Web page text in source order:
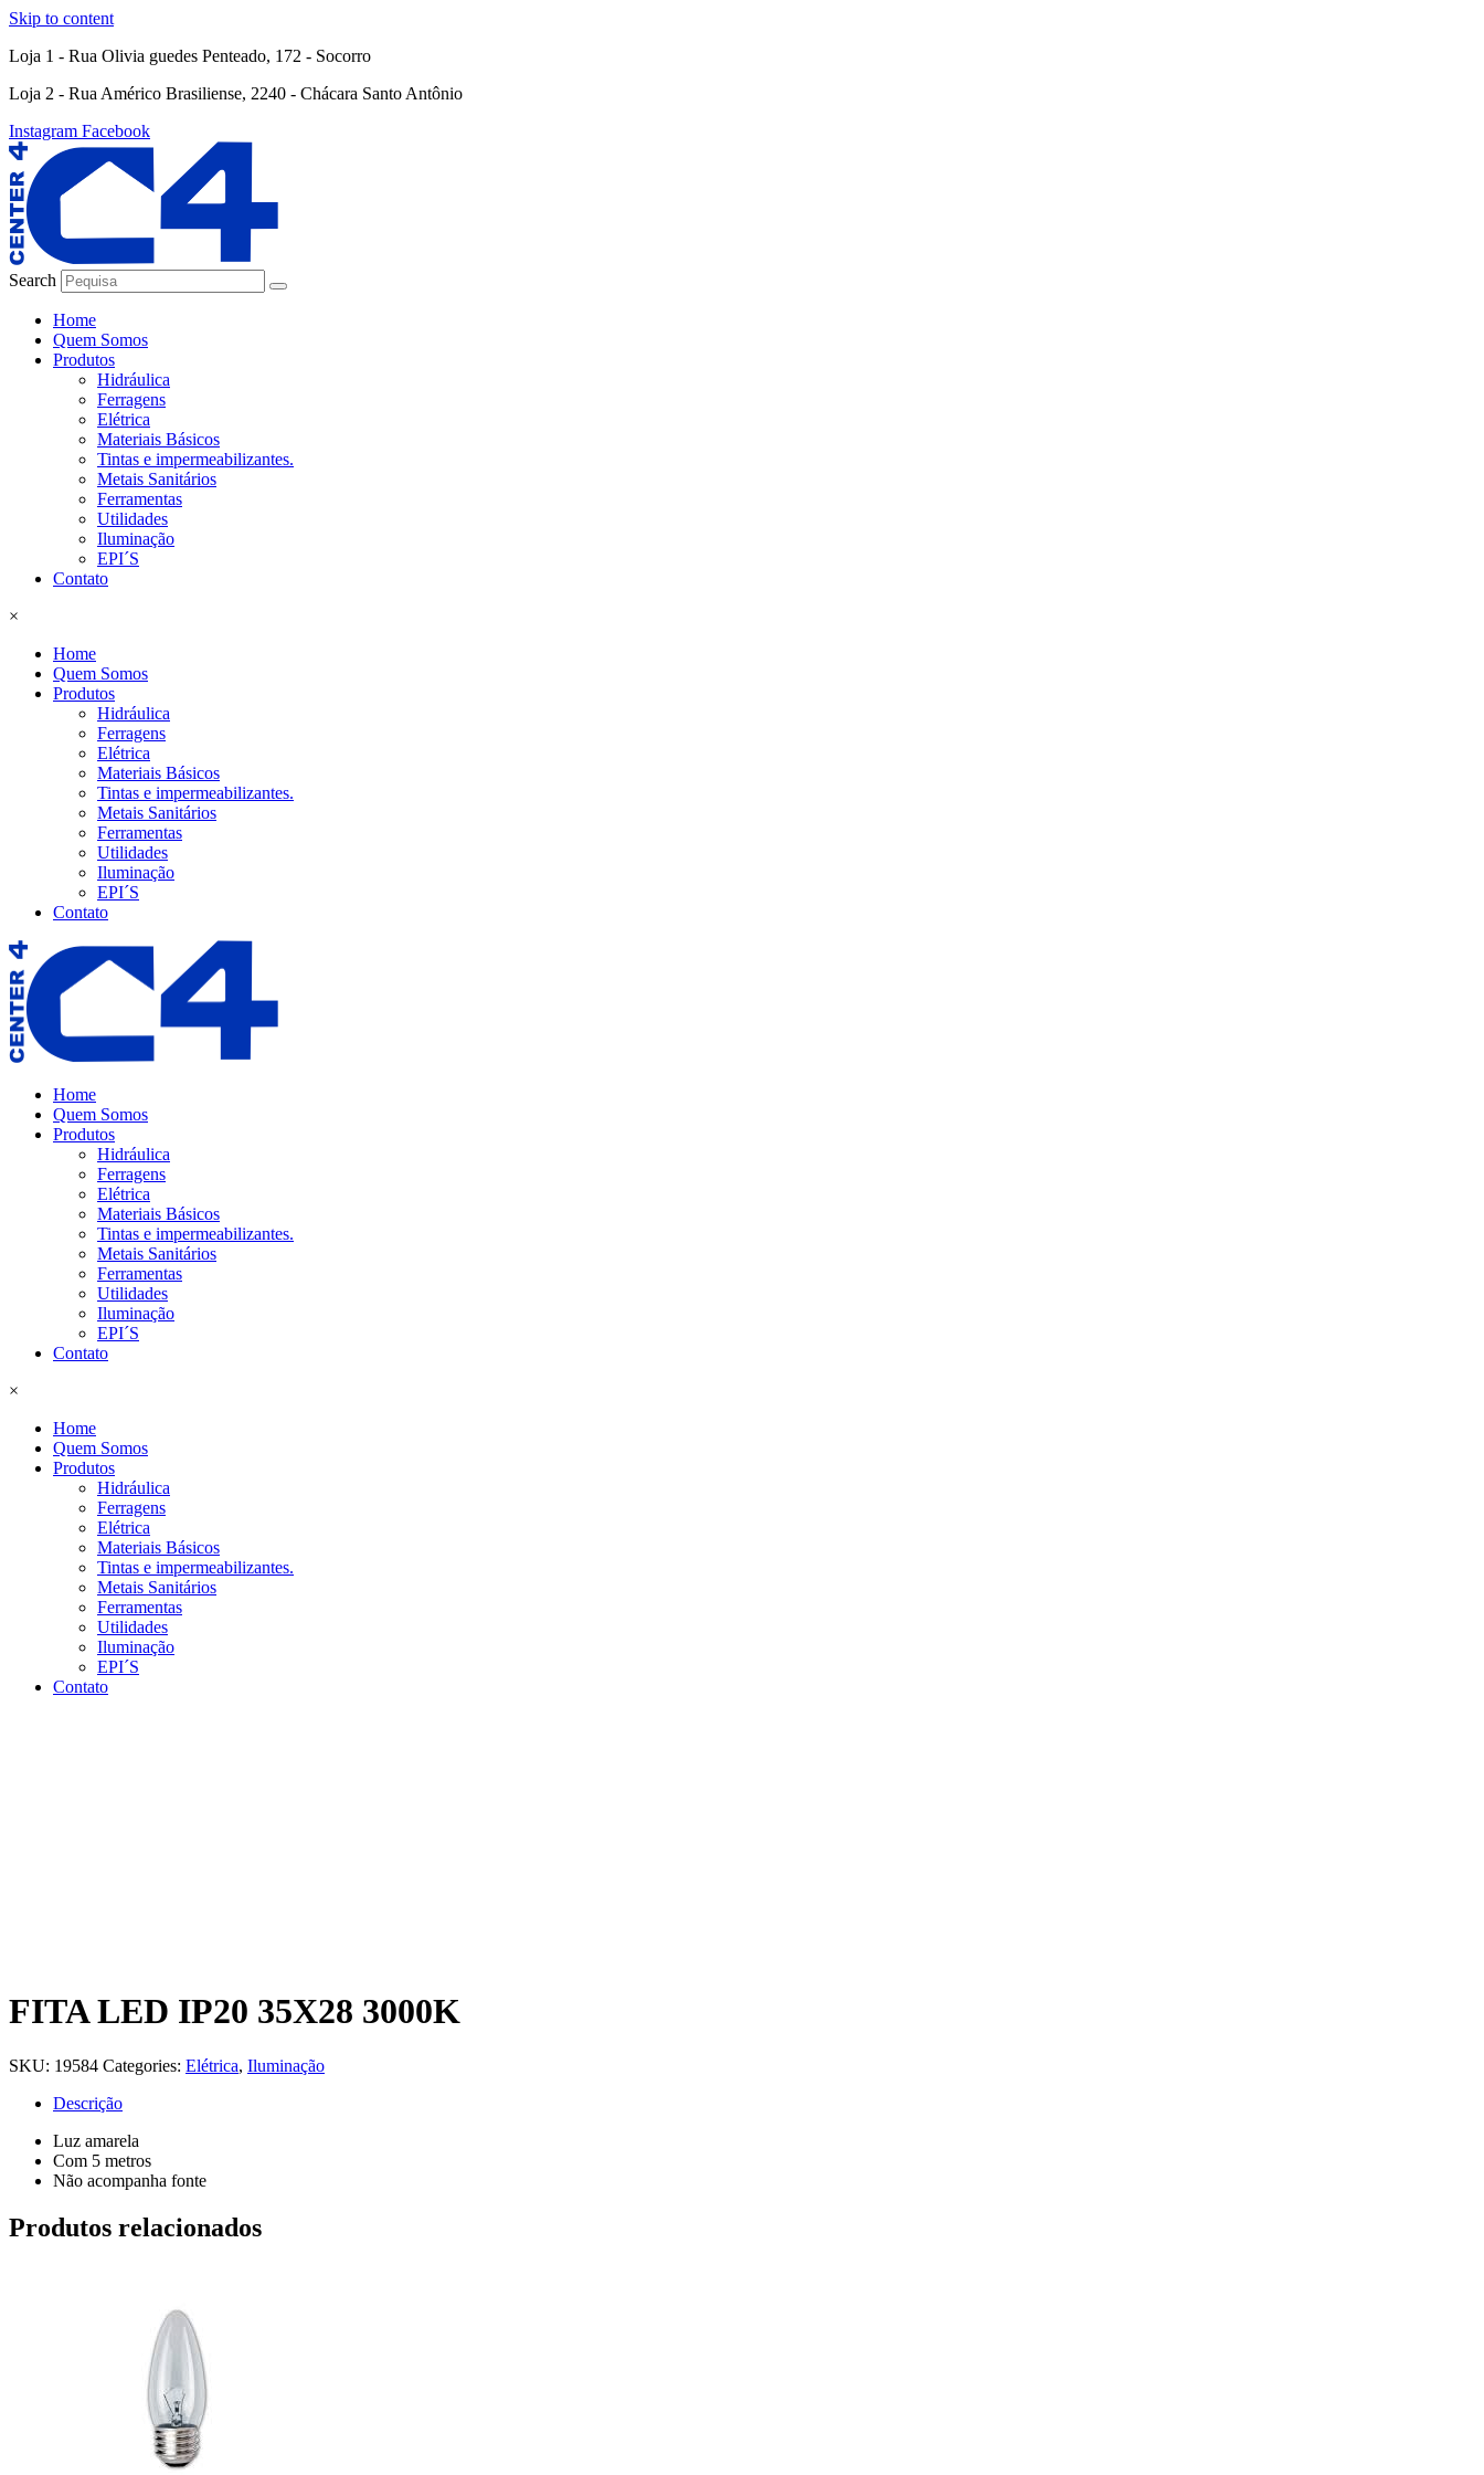
Skip to content
Loja 1 - Rua Olivia guedes Penteado, 172 - Socorro
Loja 2 - Rua Américo Brasiliense, 2240 - Chácara Santo Antônio
Instagram Facebook
Search
Home
Quem Somos
Produtos
Hidráulica
Ferragens
Elétrica
Materiais Básicos
Tintas e impermeabilizantes.
Metais Sanitários
Ferramentas
Utilidades
Iluminação
EPI´S
Contato
×
Home
Quem Somos
Produtos
Hidráulica
Ferragens
Elétrica
Materiais Básicos
Tintas e impermeabilizantes.
Metais Sanitários
Ferramentas
Utilidades
Iluminação
EPI´S
Contato
Home
Quem Somos
Produtos
Hidráulica
Ferragens
Elétrica
Materiais Básicos
Tintas e impermeabilizantes.
Metais Sanitários
Ferramentas
Utilidades
Iluminação
EPI´S
Contato
×
Home
Quem Somos
Produtos
Hidráulica
Ferragens
Elétrica
Materiais Básicos
Tintas e impermeabilizantes.
Metais Sanitários
Ferramentas
Utilidades
Iluminação
EPI´S
Contato
FITA LED IP20 35X28 3000K
SKU: 19584 Categories: Elétrica, Iluminação
Descrição
Luz amarela
Com 5 metros
Não acompanha fonte
Produtos relacionados